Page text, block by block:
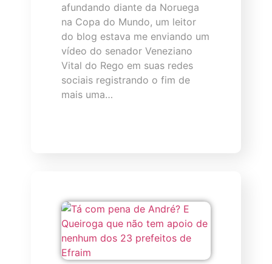
afundando diante da Noruega
na Copa do Mundo, um leitor
do blog estava me enviando um
vídeo do senador Veneziano
Vital do Rego em suas redes
sociais registrando o fim de
mais uma…